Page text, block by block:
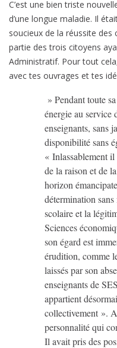
C’est une bien triste
d’une longue maladie. Il
soucieux de la réussite des
partie des trois citoyens
Administratif. Pour tout
avec tes ouvrages et tes
» Pendant toute
énergie au service
enseignants, sans
disponibilité sans
« Inlassablement
de la raison et de
horizon
détermination
scolaire et la
Sciences
son égard est
érudition, comme
laissés par son
enseignants de
appartient
collectivement ».
personnalité qui
Il avait pris des